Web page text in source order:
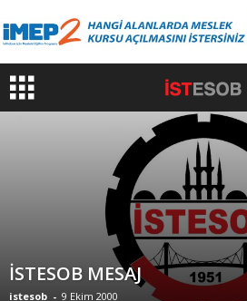
İSTESOB MESAJ
istesob - 9 Ekim 2000